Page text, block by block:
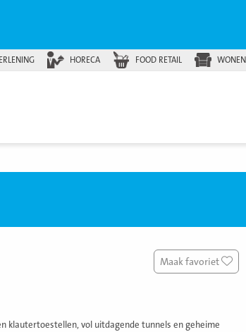
HORECA FOOD RETAIL WONEN
Maak favoriet
klautertoestellen, vol uitdagende tunnels en geheime